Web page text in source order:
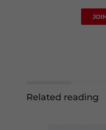
Related reading